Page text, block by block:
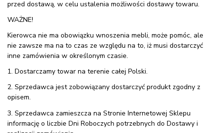
przed dostawą, w celu ustalenia możliwości dostawy towaru.
WAŻNE!
Kierowca nie ma obowiązku wnoszenia mebli, może pomóc, ale
nie zawsze ma na to czas ze względu na to, iż musi dostarczyć
inne zamówienia w określonym czasie.
1. Dostarczamy towar na terenie całej Polski.
2. Sprzedawca jest zobowiązany dostarczyć produkt zgodny z
opisem.
3. Sprzedawca zamieszcza na Stronie Internetowej Sklepu
informację o liczbie Dni Roboczych potrzebnych do Dostawy i